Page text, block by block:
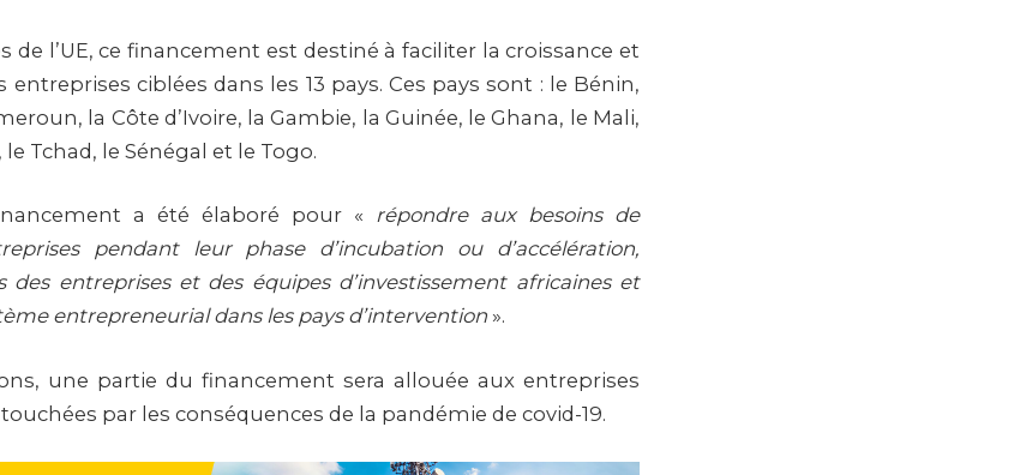
de l’UE, ce financement est destiné à faciliter la croissance et
ciblées dans les 13 pays. Ces pays sont : le Bénin,
la Côte d’Ivoire, la Gambie, la Guinée, le Ghana, le Mali,
Tchad, le Sénégal et le Togo.
a été élaboré pour « répondre aux besoins de
pendant leur phase d’incubation ou d’accélération,
des entreprises et des équipes d’investissement africaines et
entrepreneurial dans les pays d’intervention ».
une partie du financement sera allouée aux entreprises
par les conséquences de la pandémie de covid-19.